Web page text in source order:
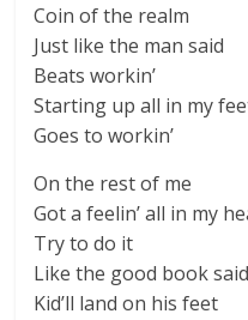
Coin of the realm
Just like the man said
Beats workin’
Starting up all in my
Goes to workin’
On the rest of me
Got a feelin’ all in my
Try to do it
Like the good book said
Kid’ll land on his feet